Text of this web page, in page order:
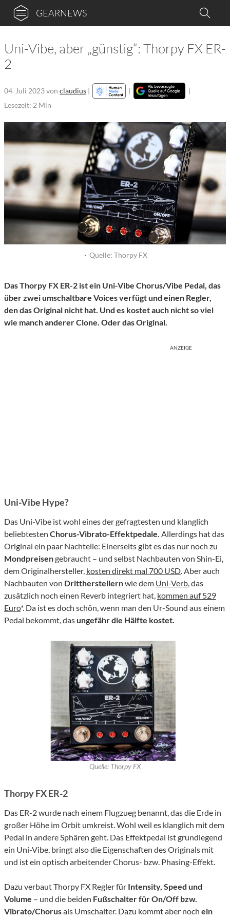
GEARNEWS
Uni-Vibe, aber „günstig“: Thorpy FX ER-
2
04. Juli 2023von claudius | |
|
Lesezeit: 2 Min
· Quelle: Thorpy FX
Das Thorpy FX ER-2 ist ein Uni-Vibe Chorus/Vibe Pedal, das
über zwei umschaltbare Voices verfügt und einen Regler,
den das Original nicht hat. Und es kostet auch nicht so viel
wie manch anderer Clone. Oder das Original.
ANZEIGE
Uni-Vibe Hype?
Das Uni-Vibe ist wohl eines der gefragtesten und klanglich
beliebtesten Chorus-Vibrato-Effektpedale. Allerdings hat das
Original ein paar Nachteile: Einerseits gibt es das nur noch zu
Mondpreisengebraucht – und selbst Nachbauten von Shin-Ei,
dem Originalhersteller, kosten direkt mal 700 USD. Aber auch
Nachbauten von Drittherstellernwie dem Uni-Verb, das
zusätzlich noch einen Reverb integriert hat, kommen auf 529
Euro*. Da ist es doch schön, wenn man den Ur-Sound aus einem
Pedal bekommt, das ungefähr die Hälfte kostet.
Quelle: Thorpy FX
Thorpy FX ER-2
Das ER-2 wurde nach einem Flugzueg benannt, das die Erde in
großer Höhe im Orbit umkreist. Wohl weil es klanglich mit dem
Pedal in andere Sphären geht. Das Effektpedal ist grundlegend
ein Uni-Vibe, bringt also die Eigenschaften des Originals mit
und ist ein optisch arbeitender Chorus- bzw. Phasing-Effekt.
Dazu verbaut Thorpy FX Regler für Intensity, Speed und
Volume – und die beiden Fußschalter für On/Off bzw.
Vibrato/Chorusals Umschalter. Dazu kommt aber noch ein